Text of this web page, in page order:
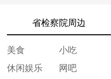
省检察院周边
美食 小吃
休闲娱乐
网吧